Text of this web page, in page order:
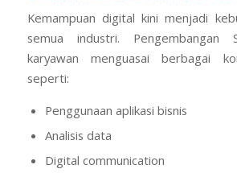
Kemampuan digital kini menjadi
semua industri. Pengembangan
karyawan menguasai berbagai
seperti:
Penggunaan aplikasi bisnis
Analisis data
Digital communication